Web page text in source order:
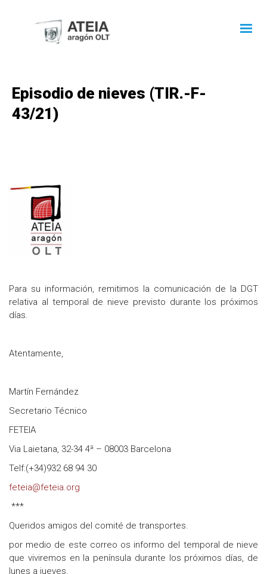
Episodio de nieves (TIR.-F-
43/21)
Para su información, remitimos la comunicación de la DGT
relativa al temporal de nieve previsto durante los próximos
días.
Atentamente,
Martín Fernández
Secretario Técnico
FETEIA
Via Laietana, 32-34 4ª – 08003 Barcelona
Telf:(+34)932 68 94 30
feteia@feteia.org
***
Queridos amigos del comité de transportes.
por medio de este correo os informo del temporal de nieve
que viviremos en la península durante los próximos días, de
lunes a jueves.